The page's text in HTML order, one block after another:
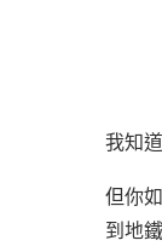
我知
但你
到地